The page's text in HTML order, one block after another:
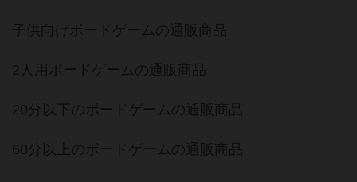
子供向けボードゲームの通販商品
2人用ボードゲームの通販商品
20分以下のボードゲームの通販商品
60分以上のボードゲームの通販商品